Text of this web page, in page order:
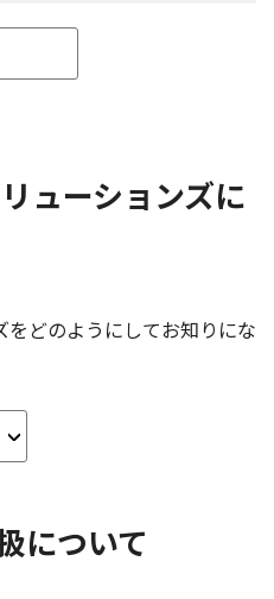
ューションズに
どのようにしてお知りにな
について